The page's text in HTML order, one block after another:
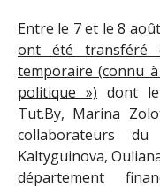
Entre le 7 et le 8
ont été transféré
temporaire (connu
politique ») dont
Tut.By, Marina
collaborateurs
Kaltyguinova,
département